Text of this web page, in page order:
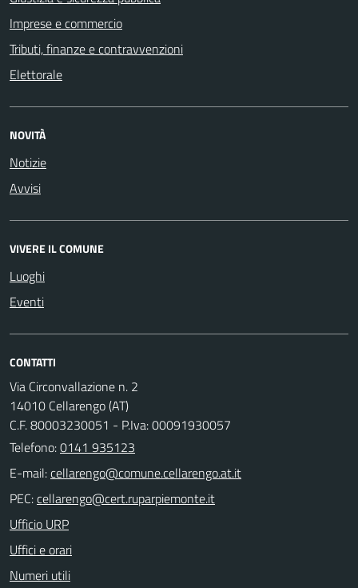
Imprese e commercio
Tributi, finanze e contravvenzioni
Elettorale
NOVITÀ
Notizie
Avvisi
VIVERE IL COMUNE
Luoghi
Eventi
CONTATTI
Via Circonvallazione n. 2
14010 Cellarengo (AT)
C.F. 80003230051 - P.Iva: 00091930057
Telefono:0141 935123
E-mail:
PEC:
Ufficio URP
Uffici e orari
Numeri utili